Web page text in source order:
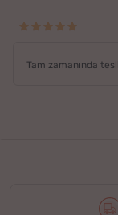
Tam zamanında